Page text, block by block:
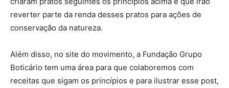
reverter parte da renda desses pratos para ações de
conservação da natureza.
Além disso, no site do movimento, a Fundação Grupo
Boticário tem uma área para que colaboremos com
receitas que sigam os princípios e para ilustrar esse post,